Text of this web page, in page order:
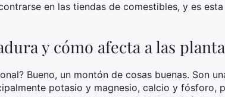
en las tiendas de comestibles, y es
y cómo afecta a las
Bueno, un montón de cosas buenas. Son
potasio y magnesio, calcio y fósforo,